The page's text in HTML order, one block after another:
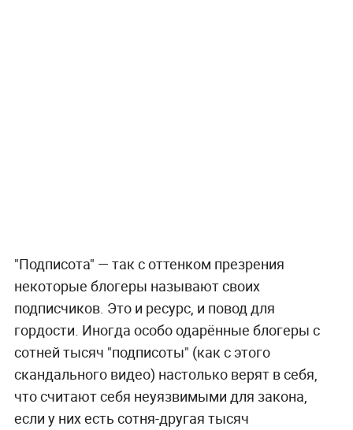
"Подписота" — так с оттенком презрения
некоторые блогеры называют своих
подписчиков. Это и ресурс, и повод для
гордости. Иногда особо одарённые блогеры с
сотней тысяч "подписоты" (как с этого
скандального видео) настолько верят в себя,
что считают себя неуязвимыми для закона,
если у них есть сотня-другая тысяч